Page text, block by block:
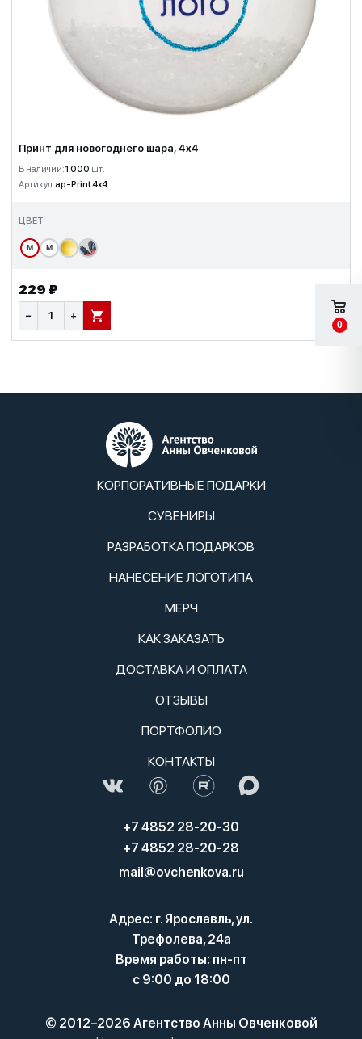
Принт для новогоднего шара, 4x4
В наличии:1 000 шт.
Артикул:ap-Print 4x4
ЦВЕТ
М М
229 ₽
− + В КОРЗИНУ
КОРПОРАТИВНЫЕ ПОДАРКИ
СУВЕНИРЫ
РАЗРАБОТКА ПОДАРКОВ
НАНЕСЕНИЕ ЛОГОТИПА
МЕРЧ
КАК ЗАКАЗАТЬ
ДОСТАВКА И ОПЛАТА
ОТЗЫВЫ
ПОРТФОЛИО
КОНТАКТЫ
+7 4852 28-20-30
+7 4852 28-20-28
mail@ovchenkova.ru
Адрес: г. Ярославль, ул.
Трефолева, 24а
Время работы: пн-пт
с 9:00 до 18:00
© 2012–2026 Агентство Анны Овченковой
0